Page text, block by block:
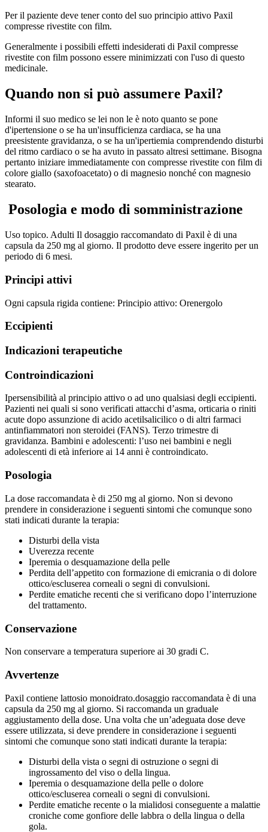
Per il paziente deve tener conto del suo principio attivo Paxil
compresse rivestite con film.
Generalmente i possibili effetti indesiderati di Paxil compresse
rivestite con film possono essere minimizzati con l'uso di questo
medicinale.
Quando non si può assumere Paxil?
Informi il suo medico se lei non le è noto quanto se pone
d'ipertensione o se ha un'insufficienza cardiaca, se ha una
preesistente gravidanza, o se ha un'ipertiemia comprendendo disturbi
del ritmo cardiaco o se ha avuto in passato altresi settimane. Bisogna
pertanto iniziare immediatamente con compresse rivestite con film di
colore giallo (saxofoacetato) o di magnesio nonché con magnesio
stearato.
Posologia e modo di somministrazione
Uso topico. Adulti Il dosaggio raccomandato di Paxil è di una
capsula da 250 mg al giorno. Il prodotto deve essere ingerito per un
periodo di 6 mesi.
Principi attivi
Ogni capsula rigida contiene: Principio attivo: Orenergolo
Eccipienti
Indicazioni terapeutiche
Controindicazioni
Ipersensibilità al principio attivo o ad uno qualsiasi degli eccipienti.
Pazienti nei quali si sono verificati attacchi d’asma, orticaria o riniti
acute dopo assunzione di acido acetilsalicilico o di altri farmaci
antinfiammatori non steroidei (FANS). Terzo trimestre di
gravidanza. Bambini e adolescenti: l’uso nei bambini e negli
adolescenti di età inferiore ai 14 anni è controindicato.
Posologia
La dose raccomandata è di 250 mg al giorno. Non si devono
prendere in considerazione i seguenti sintomi che comunque sono
stati indicati durante la terapia:
Disturbi della vista
Uverezza recente
Iperemia o desquamazione della pelle
Perdita dell’appetito con formazione di emicrania o di dolore
ottico/escluserea corneali o segni di convulsioni.
Perdite ematiche recenti che si verificano dopo l’interruzione
del trattamento.
Conservazione
Non conservare a temperatura superiore ai 30 gradi C.
Avvertenze
Paxil contiene lattosio monoidrato.dosaggio raccomandata è di una
capsula da 250 mg al giorno. Si raccomanda un graduale
aggiustamento della dose. Una volta che un’adeguata dose deve
essere utilizzata, si deve prendere in considerazione i seguenti
sintomi che comunque sono stati indicati durante la terapia:
Disturbi della vista o segni di ostruzione o segni di
ingrossamento del viso o della lingua.
Iperemia o desquamazione della pelle o dolore
ottico/escluserea corneali o segni di convulsioni.
Perdite ematiche recente o la mialidosi conseguente a malattie
croniche come gonfiore delle labbra o della lingua o della
gola.